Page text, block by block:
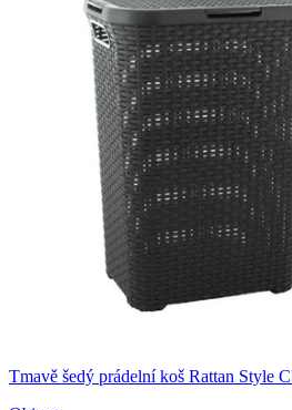
Tmavě šedý prádelní koš Rattan Style